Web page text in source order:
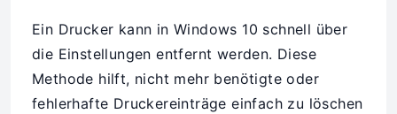
Ein Drucker kann in Windows 10 schnell über
die Einstellungen entfernt werden. Diese
Methode hilft, nicht mehr benötigte oder
fehlerhafte Druckereinträge einfach zu löschen